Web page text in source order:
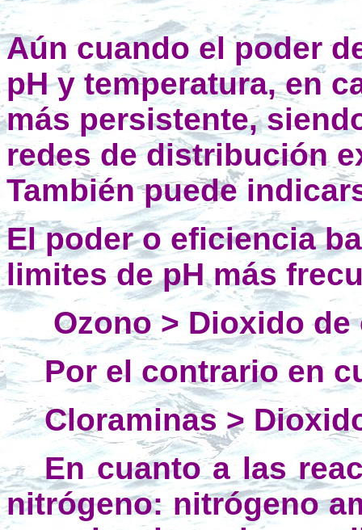
Aún cuando el poder
pH y temperatura, en
más persistente,
redes de distribución
También puede
El poder o eficiencia
limites de pH más
Ozono > Dioxido
Por el contrario en
Cloraminas >
En cuanto a las
nitrógeno: nitrógeno